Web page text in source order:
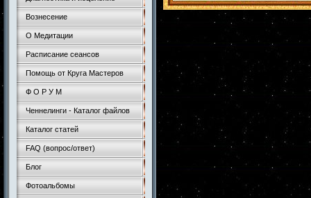
Вознесение
О Медитации
Расписание сеансов
Помощь от Круга Мастеров
Ф О Р У М
Ченнелинги - Каталог файлов
Каталог статей
FAQ (вопрос/ответ)
Блог
Фотоальбомы